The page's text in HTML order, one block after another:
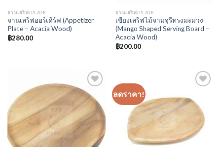
จานเสริฟ/PLATE
จานเสริฟออร์เดิร์ฟ (Appetizer
Plate – Acacia Wood)
฿280.00
จานเสริฟ/PLATE
เขียงเสริฟไม้จามจุรีทรงมะม่วง
(Mango Shaped Serving Board –
Acacia Wood)
฿200.00
Add to
Wishlist
ลดราคา!
Wishlist